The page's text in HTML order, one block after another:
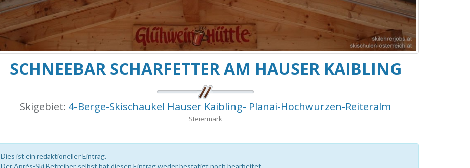
SCHNEEBAR SCHARFETTER AM HAUSER KAIBLING
Skigebiet: 4-Berge-Skischaukel Hauser Kaibling- Planai-Hochwurzen-Reiteralm
Steiermark
Dies ist ein redaktioneller Eintrag.